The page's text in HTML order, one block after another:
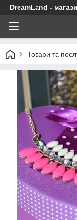
DreamLand -
Товари та